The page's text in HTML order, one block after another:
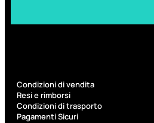
NATURALI
Condizioni di vendita
Resi e rimborsi
Condizioni di trasporto
Pagamenti Sicuri